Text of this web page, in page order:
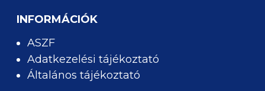
INFORMÁCIÓK
ASZF
Adatkezelési tájékoztató
Általános tájékoztató